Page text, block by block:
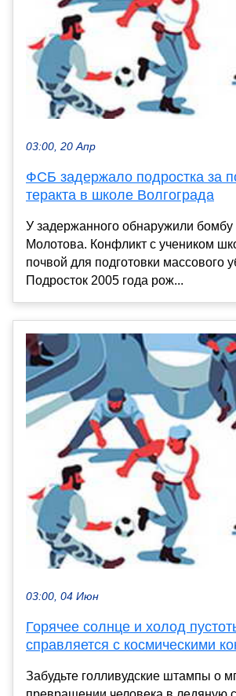
03:00, 20 Апр
ФСБ задержало подростка за
теракта в школе Волгограда
У задержанного обнаружили бомбу
Молотова. Конфликт с учеником
почвой для подготовки массового
Подросток 2005 года рож...
03:00, 04 Июн
Горячее солнце и холод
справляется с космическими
Забудьте голливудские штампы о